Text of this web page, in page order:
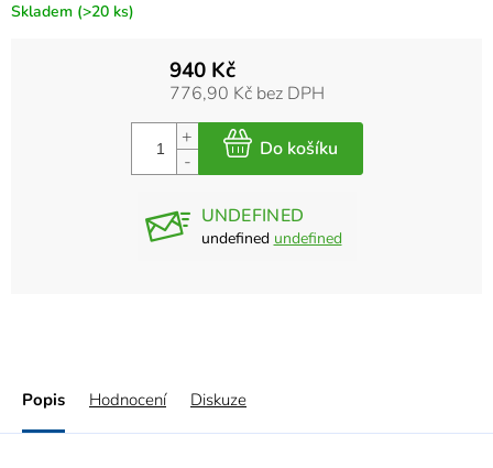
Skladem (>20 ks)
940 Kč
776,90 Kč bez DPH
UNDEFINED
undefined undefined
Popis Hodnocení Diskuze